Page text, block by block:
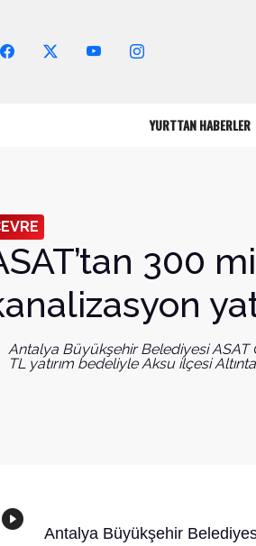
YURTTAN HABERLER
300
Antalya Büyükşehir Belediyesi
TL yatırım bedeliyle Aksu ilçesi
Antalya Büyükşehir
Arama Yap!